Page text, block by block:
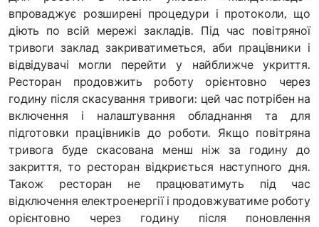
впроваджує розширені процедури і протоколи, що
діють по всій мережі закладів. Під час повітряної
тривоги заклад закриватиметься, аби працівники і
відвідувачі могли перейти у найближче укриття.
Ресторан продовжить роботу орієнтовно через
годину після скасування тривоги: цей час потрібен на
включення і налаштування обладнання та для
підготовки працівників до роботи. Якщо повітряна
тривога буде скасована менш ніж за годину до
закриття, то ресторан відкриється наступного дня.
Також ресторан не працюватимуть під час
відключення електроенергії і продовжуватиме роботу
орієнтовно через годину після поновлення